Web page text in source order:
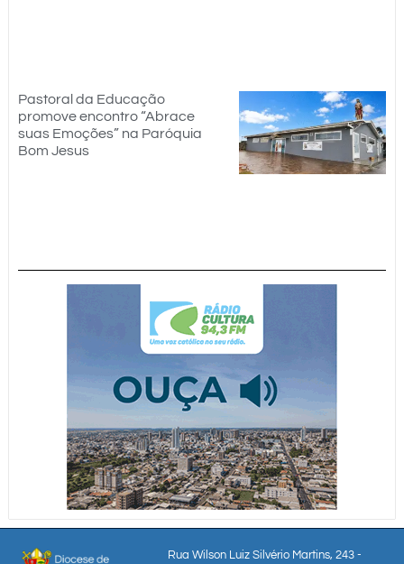
Pastoral da Educação
promove encontro “Abrace
suas Emoções” na Paróquia
Bom Jesus
Rua Wilson Luiz Silvério Martins, 243 -